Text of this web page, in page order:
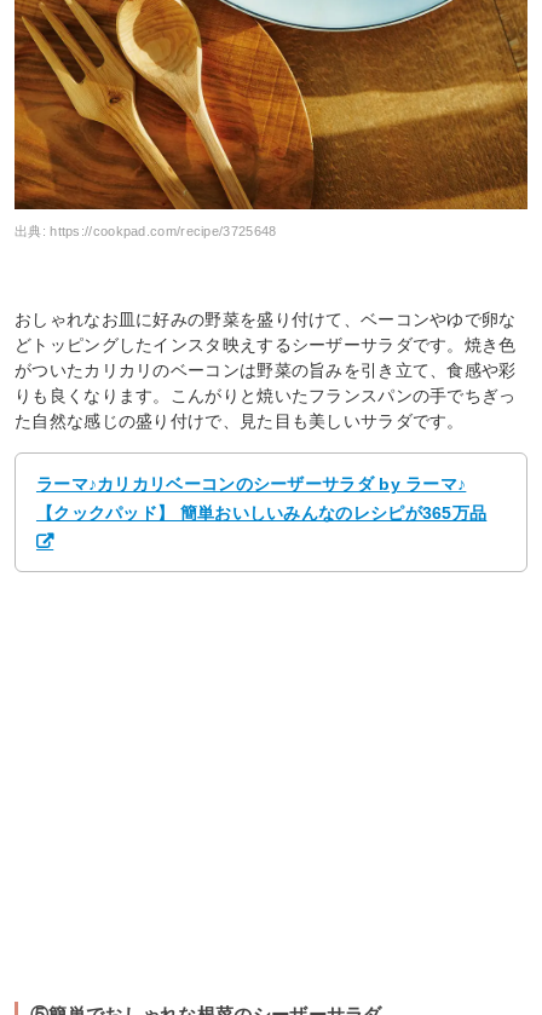
出典:https://cookpad.com/recipe/3725648
おしゃれなお皿に好みの野菜を盛り付けて、ベーコンやゆで卵な
どトッピングしたインスタ映えするシーザーサラダです。焼き色
がついたカリカリのベーコンは野菜の旨みを引き立て、食感や彩
りも良くなります。こんがりと焼いたフランスパンの手でちぎっ
た自然な感じの盛り付けで、見た目も美しいサラダです。
ラーマ♪カリカリベーコンのシーザーサラダ by ラーマ♪
【クックパッド】 簡単おいしいみんなのレシピが365万品